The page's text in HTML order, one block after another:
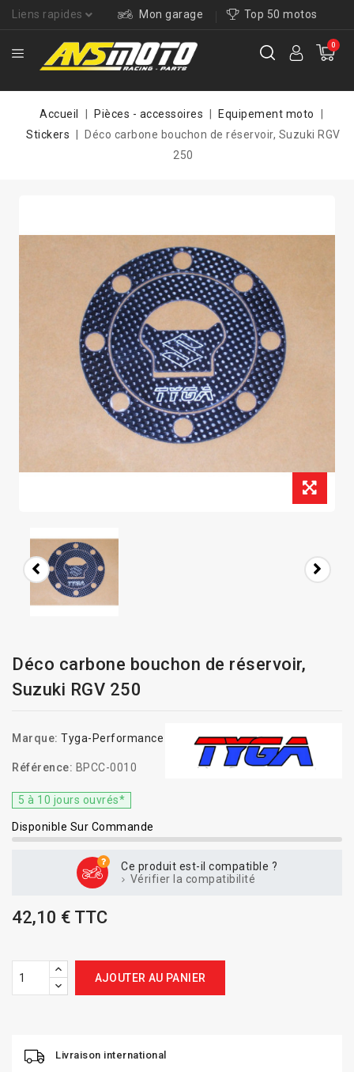
Liens rapides Mon garage Top 50 motos
0
Accueil Pièces - accessoires
Equipement moto
Stickers
Déco carbone bouchon de réservoir, Suzuki RGV
250
Déco carbone bouchon de réservoir,
Suzuki RGV 250
Marque: Tyga-Performance
Référence: BPCC-0010
5 à 10 jours ouvrés*
Disponible Sur Commande
Ce produit est-il compatible ?
Vérifier la compatibilité
42,10 € TTC
AJOUTER AU PANIER
Livraison international